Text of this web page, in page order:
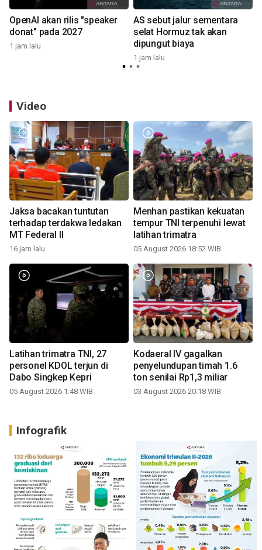
OpenAI akan rilis "speaker
donat" pada 2027
1 jam lalu
AS sebut jalur sementara
selat Hormuz tak akan
dipungut biaya
1 jam lalu
Video
Jaksa bacakan tuntutan
terhadap terdakwa ledakan
MT Federal II
16 jam lalu
Menhan pastikan kekuatan
tempur TNI terpenuhi lewat
latihan trimatra
05 August 2026 18:52 WIB
Latihan trimatra TNI, 27
personel KDOL terjun di
Dabo Singkep Kepri
05 August 2026 1:48 WIB
Kodaeral IV gagalkan
penyelundupan timah 1.6
ton senilai Rp1,3 miliar
03 August 2026 20:18 WIB
Infografik